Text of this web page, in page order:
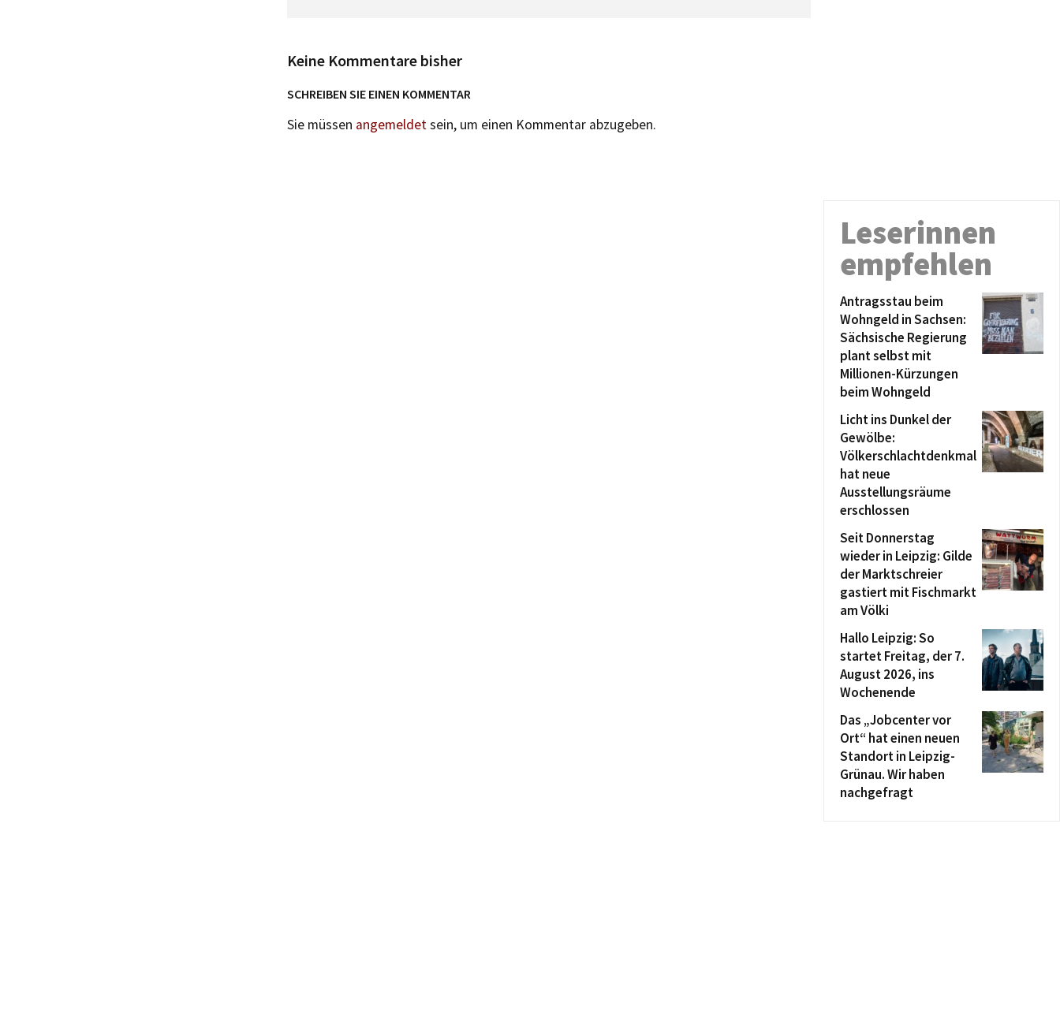
Keine Kommentare bisher
SCHREIBEN SIE EINEN KOMMENTAR
Sie müssen angemeldetsein, um einen Kommentar abzugeben.
Leserinnen
empfehlen
Antragsstau beim
Wohngeld in Sachsen:
Sächsische Regierung
plant selbst mit
Millionen-Kürzungen
beim Wohngeld
Licht ins Dunkel der
Gewölbe:
Völkerschlachtdenkmal
hat neue
Ausstellungsräume
erschlossen
Seit Donnerstag
wieder in Leipzig: Gilde
der Marktschreier
gastiert mit Fischmarkt
am Völki
Hallo Leipzig: So
startet Freitag, der 7.
August 2026, ins
Wochenende
Das „Jobcenter vor
Ort“ hat einen neuen
Standort in Leipzig-
Grünau. Wir haben
nachgefragt